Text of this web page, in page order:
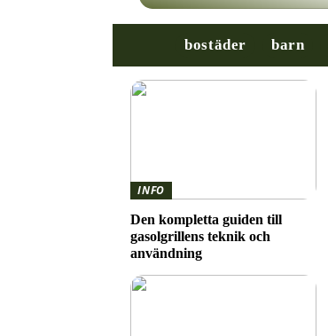
bostäder barn
INFO
Den kompletta guiden till
gasolgrillens teknik och
användning